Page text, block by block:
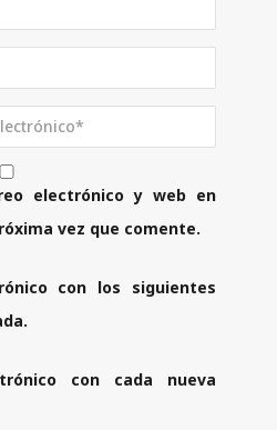
electrónico y web en
vez que comente.
con los siguientes
con cada nueva